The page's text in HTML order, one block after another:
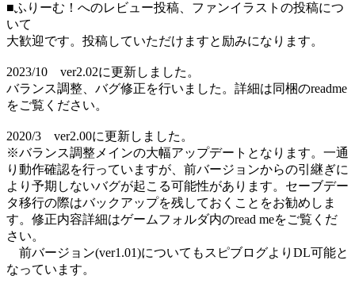
■ふりーむ！へのレビュー投稿、ファンイラストの投稿につ
いて
大歓迎です。投稿していただけますと励みになります。
2023/10 ver2.02に更新しました。
バランス調整、バグ修正を行いました。詳細は同梱のreadme
をご覧ください。
2020/3 ver2.00に更新しました。
※バランス調整メインの大幅アップデートとなります。一通
り動作確認を行っていますが、前バージョンからの引継ぎに
より予期しないバグが起こる可能性があります。セーブデー
タ移行の際はバックアップを残しておくことをお勧めしま
す。修正内容詳細はゲームフォルダ内のread meをご覧くだ
さい。
前バージョン(ver1.01)についてもスピブログよりDL可能と
なっています。